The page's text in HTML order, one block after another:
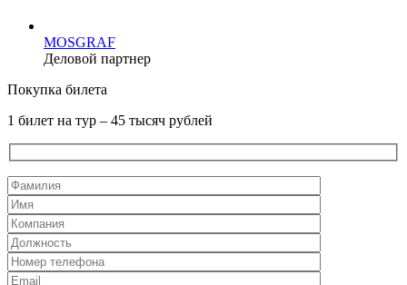
MOSGRAF
Деловой партнер
Покупка билета
1 билет на тур – 45 тысяч рублей